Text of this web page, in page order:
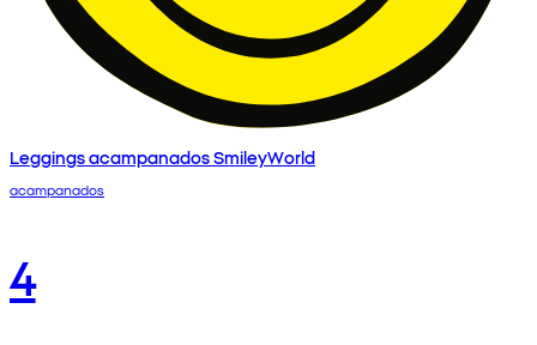
Leggings acampanados SmileyWorld
acampanados
4